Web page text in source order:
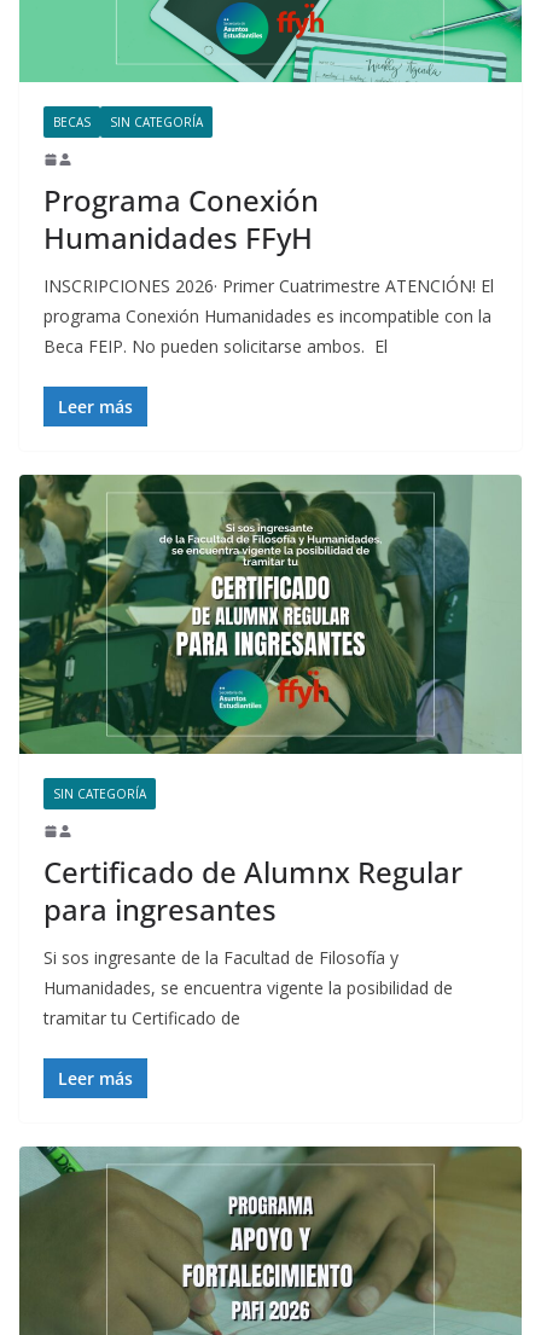
BECAS SIN CATEGORÍA
Programa Conexión
Humanidades FFyH
INSCRIPCIONES 2026· Primer Cuatrimestre ATENCIÓN! El
programa Conexión Humanidades es incompatible con la
Beca FEIP. No pueden solicitarse ambos. El
Leer más
SIN CATEGORÍA
Certificado de Alumnx Regular
para ingresantes
Si sos ingresante de la Facultad de Filosofía y
Humanidades, se encuentra vigente la posibilidad de
tramitar tu Certificado de
Leer más